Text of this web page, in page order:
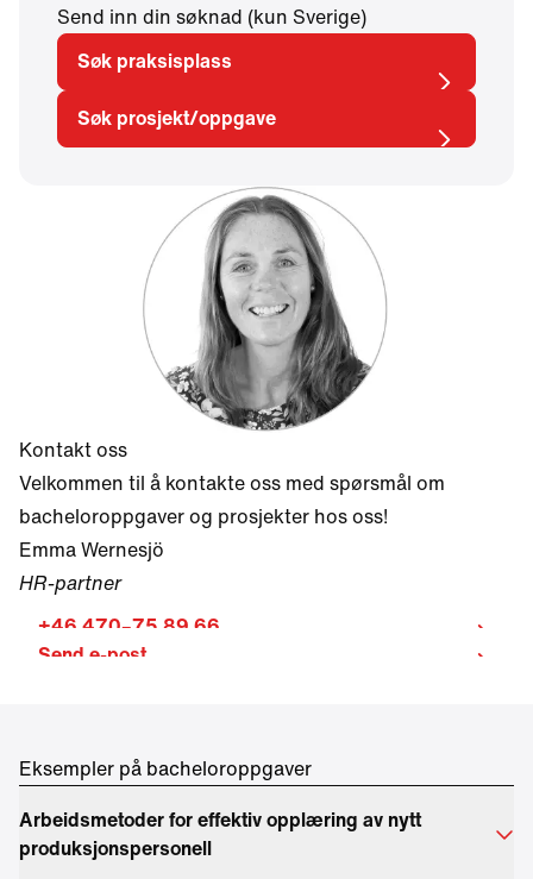
Send inn din søknad (kun Sverige)
Søk praksisplass
Søk prosjekt/oppgave
Kontakt oss
Velkommen til å kontakte oss med spørsmål om
bacheloroppgaver og prosjekter hos oss!
Emma Wernesjö
HR-partner
+46 470–75 89 66
Send e-post
Eksempler på bacheloroppgaver
Arbeidsmetoder for effektiv opplæring av nytt
produksjonspersonell